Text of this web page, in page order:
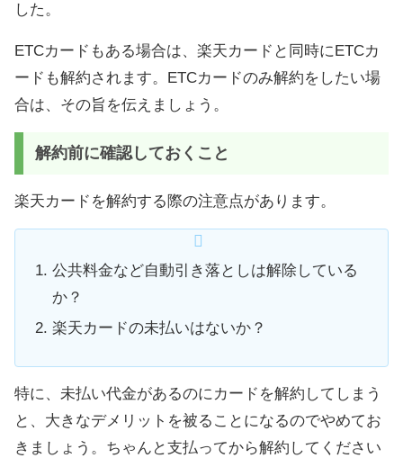
した。
ETCカードもある場合は、楽天カードと同時にETCカ
ードも解約されます。ETCカードのみ解約をしたい場
合は、その旨を伝えましょう。
解約前に確認しておくこと
楽天カードを解約する際の注意点があります。
公共料金など自動引き落としは解除している
か？
楽天カードの未払いはないか？
特に、未払い代金があるのにカードを解約してしまう
と、大きなデメリットを被ることになるのでやめてお
きましょう。ちゃんと支払ってから解約してください